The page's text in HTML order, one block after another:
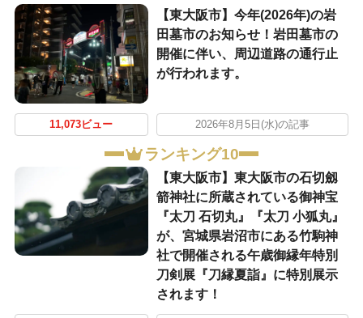
【東大阪市】今年(2026年)の岩
田墓市のお知らせ！岩田墓市の
開催に伴い、周辺道路の通行止
が行われます。
11,073ビュー 2026年8月5日(水)の記事
ランキング10
【東大阪市】東大阪市の石切劔
箭神社に所蔵されている御神宝
『太刀 石切丸』『太刀 小狐丸』
が、宮城県岩沼市にある竹駒神
社で開催される午歳御縁年特別
刀剣展『刀縁夏詣』に特別展示
されます！